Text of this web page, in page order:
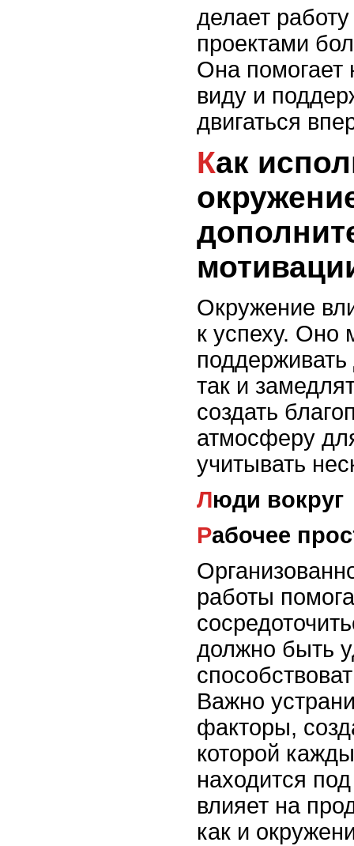
делает
проектами
Она помогает
виду и
двигаться
Как использовать
Окружение
к успеху. Оно
так и
создать
атмосферу
учитывать
Люди вокруг
Рабочее
работы
должно быть
Важно
факторы,
которой
находится
влияет на
как и